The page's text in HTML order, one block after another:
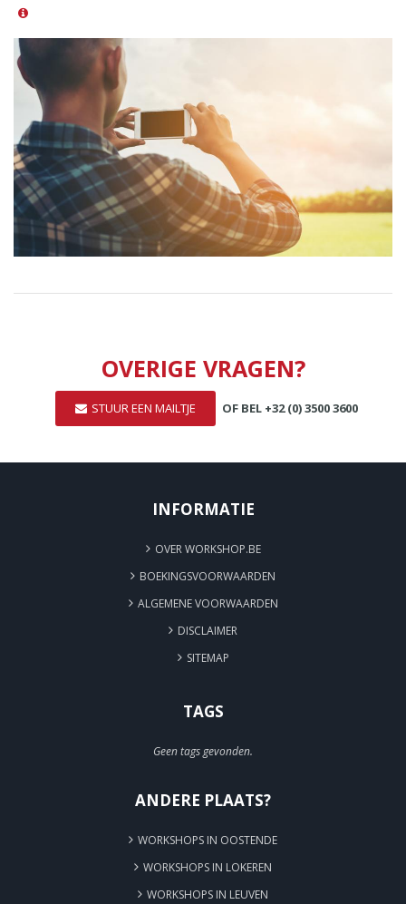
OVERIGE VRAGEN?
STUUR EEN MAILTJE OF BEL +32 (0) 3500 3600
INFORMATIE
OVER WORKSHOP.BE
BOEKINGSVOORWAARDEN
ALGEMENE VOORWAARDEN
DISCLAIMER
SITEMAP
TAGS
Geen tags gevonden.
ANDERE PLAATS?
WORKSHOPS IN OOSTENDE
WORKSHOPS IN LOKEREN
WORKSHOPS IN LEUVEN